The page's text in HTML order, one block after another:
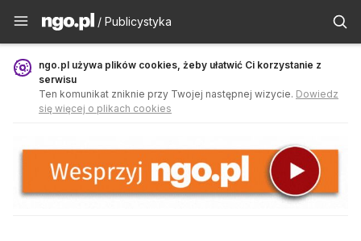
Publicystyka - ngo.pl
/ Publicystyka
ngo.pl używa plików cookies, żeby ułatwić Ci korzystanie z
serwisu
Ten komunikat zniknie przy Twojej następnej wizycie. Dowiedz
się więcej o plikach cookies